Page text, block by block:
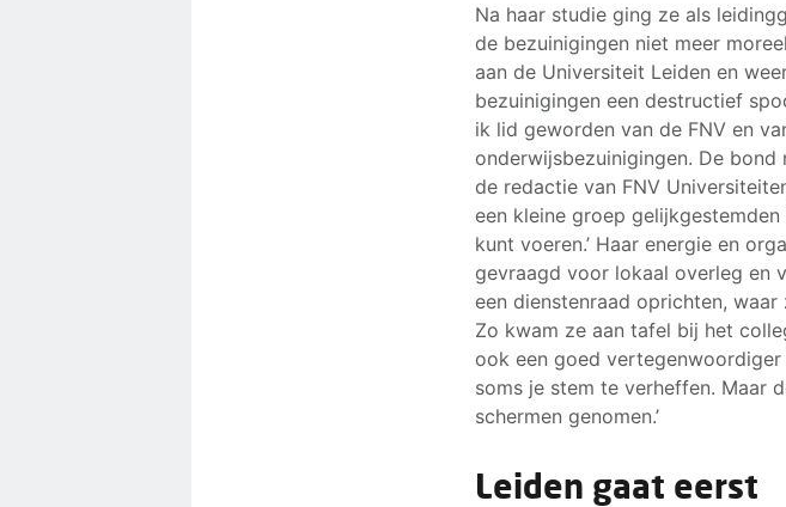
Na haar studie ging ze als
de bezuinigingen niet meer
aan de Universiteit Leiden en
bezuinigingen een destructief
ik lid geworden van de FNV en
onderwijsbezuinigingen. De
de redactie van FNV
een kleine groep
kunt voeren.’ Haar energie en
gevraagd voor lokaal overleg en
een dienstenraad oprichten,
Zo kwam ze aan tafel bij het
ook een goed vertegenwoordiger
soms je stem te verheffen. Maar
schermen genomen.’
Leiden gaat eerst